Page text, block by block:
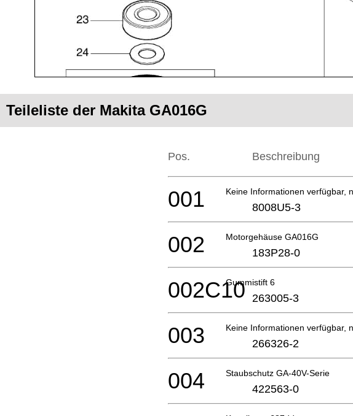
Teileliste der Makita GA016G
Pos. Beschreibung
Keine Informationen verfügbar,
001 8008U5-3
Motorgehäuse GA016G
002 183P28-0
Gummistift 6
002C10 263005-3
Keine Informationen verfügbar,
003 266326-2
Staubschutz GA-40V-Serie
004 422563-0